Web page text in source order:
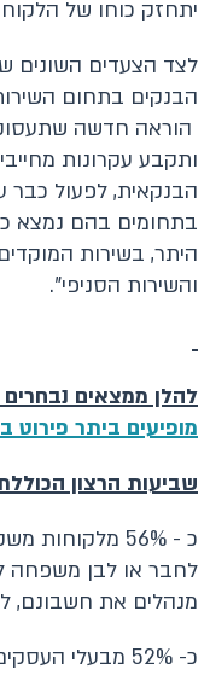
יתחזק כוחו של
לצד הצעדים השונים
הבנקים בתחום
הוראה חדשה
ותקבע עקרונות
הבנקאית, לפעול כבר
בתחומים בהם נמצא
היתר, בשירות
והשירות הסניפי".
להלן ממצאים
מופיעים ביתר
שביעות הרצון
כ - 56%
לחבר או לבן משפחה
מנהלים את חשבונם, לעומת כ -
כ- 52% מבעלי